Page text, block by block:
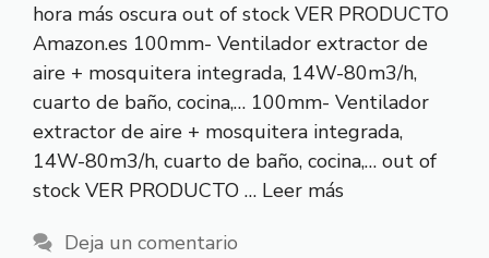
hora más oscura out of stock VER PRODUCTO
Amazon.es 100mm- Ventilador extractor de
aire + mosquitera integrada, 14W-80m3/h,
cuarto de baño, cocina,… 100mm- Ventilador
extractor de aire + mosquitera integrada,
14W-80m3/h, cuarto de baño, cocina,… out of
stock VER PRODUCTO … Leer más
Deja un comentario